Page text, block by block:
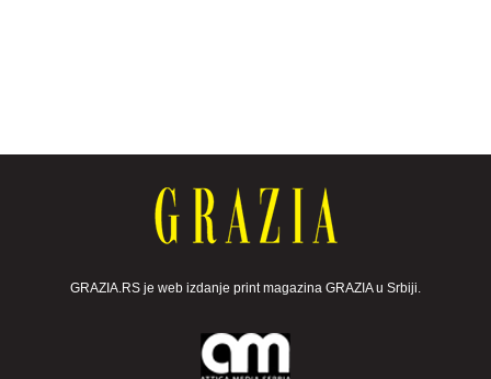
GRAZIA.RS je web izdanje print magazina GRAZIA u Srbiji.